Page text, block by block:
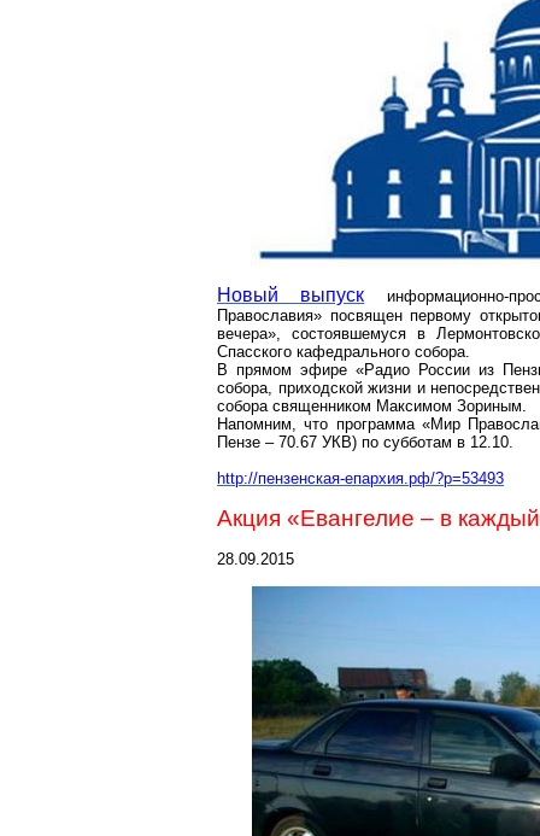
Новый выпуск информационно-
Православия» посвящен первому
вечера», состоявшемуся в
Спасского кафедрального собора.
В прямом эфире «Радио России из
собора, приходской жизни и
собора священником Максимом Зориным.
Напомним, что программа «Мир
Пензе – 70.67 УКВ) по субботам в 12.10.
http://пензенская-епархия.рф/?p=53493
Акция «Евангелие – в
28.09.2015